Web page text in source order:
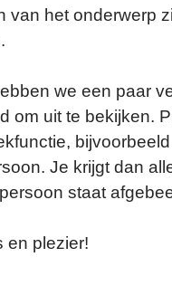
van het onderwerp
we een paar
om uit te bekijken.
Je krijgt dan
staat
en plezier!